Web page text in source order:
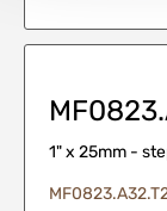
1" x 25mm -